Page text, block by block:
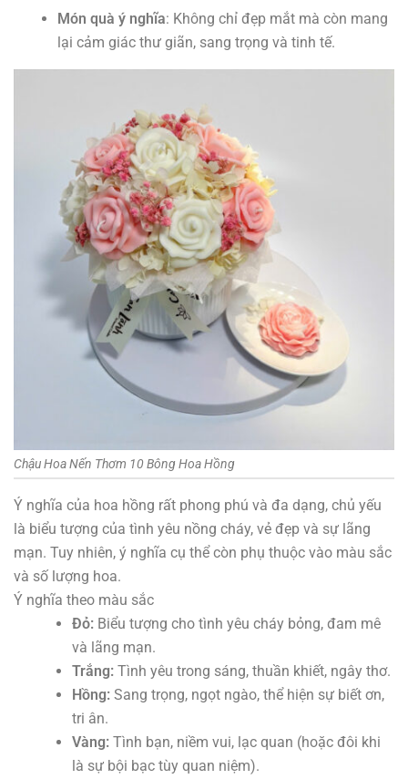
Món quà ý nghĩa: Không chỉ đẹp mắt mà còn mang
lại cảm giác thư giãn, sang trọng và tinh tế.
Chậu Hoa Nến Thơm 10 Bông Hoa Hồng
Ý nghĩa của hoa hồng rất phong phú và đa dạng, chủ yếu
là biểu tượng của tình yêu nồng cháy, vẻ đẹp và sự lãng
mạn. Tuy nhiên, ý nghĩa cụ thể còn phụ thuộc vào màu sắc
và số lượng hoa.
Ý nghĩa theo màu sắc
Đỏ: Biểu tượng cho tình yêu cháy bỏng, đam mê
và lãng mạn.
Trắng: Tình yêu trong sáng, thuần khiết, ngây thơ.
Hồng: Sang trọng, ngọt ngào, thể hiện sự biết ơn,
tri ân.
Vàng: Tình bạn, niềm vui, lạc quan (hoặc đôi khi
là sự bội bạc tùy quan niệm).